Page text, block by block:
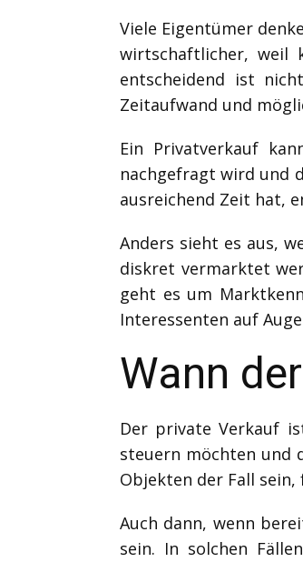
Viele Eigentümer
wirtschaftlicher, weil
entscheidend ist
Zeitaufwand und
Ein Privatverkauf
nachgefragt wird und
ausreichend Zeit hat,
Anders sieht es aus,
diskret vermarktet
geht es um
Interessenten auf
Wann
Der private Verkauf
steuern möchten und
Objekten der Fall
Auch dann, wenn
sein. In solchen